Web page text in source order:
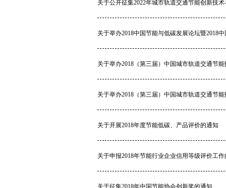
关于公开征集2022年城市轨道交通节能创新技
关于举办2018中国节能与低碳发展论坛暨2018
关于举办2018（第三届）中国城市轨道交通节
关于举办2018（第三届）中国城市轨道交通节
关于开展2018年度节能低碳、产品评价的通知
关于申报2018年节能行业企业信用等级评价工
关于征集2018年中国节能协会创新奖的通知